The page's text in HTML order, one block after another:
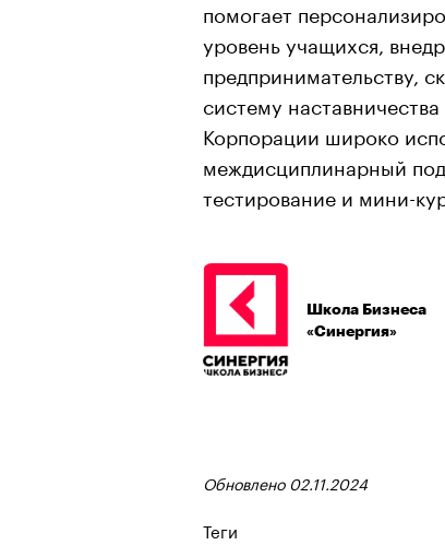
помогает
уровень учащихся,
предпринимательству,
систему
Корпорации широко
междисциплинарный
тестирование и мини-
Школа Бизнеса
«Синергия»
Обновлено 02.11.2024
Теги